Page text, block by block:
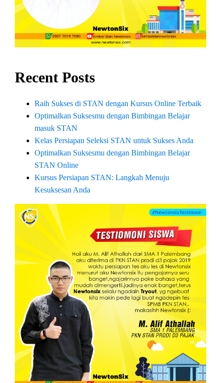
Recent Posts
Raih Sukses di STAN dengan Kursus Online Terbaik
Optimalkan Suksesmu dengan Bimbingan Belajar
masuk STAN
Kelas Persiapan Seleksi STAN untuk Sukses Anda
Optimalkan Suksesmu dengan Bimbingan Belajar
STAN Online
Kursus Persiapan STAN: Langkah Menuju
Kesuksesan Anda